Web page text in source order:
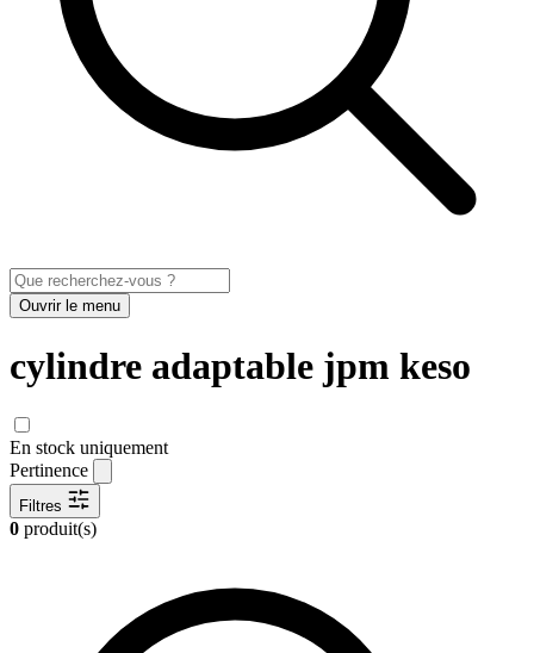
Ouvrir le menu
cylindre adaptable jpm keso
En stock uniquement
Pertinence
Filtres
0 produit(s)